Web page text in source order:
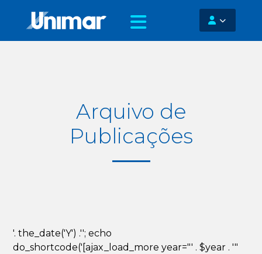
Arquivo de
Publicações
'. the_date('Y') .''; echo
do_shortcode('[ajax_load_more year="' . $year . '"